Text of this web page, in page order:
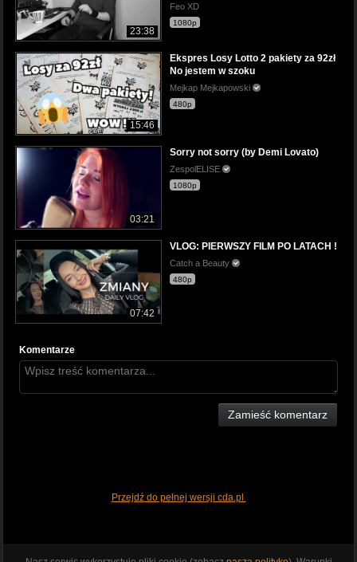
23:38
Feo XD
1080p
15:46
Ekspres Losy Lotto 2 pakiety za 92zł
No jestem w szoku
Mejkap Mejkapowski
480p
03:21
Sorry not sorry (by Demi Lovato)
ZespolELISE
1080p
07:42
VLOG: PIERWSZY FILM PO LATACH !
Catch a Beauty
480p
Komentarze
Zamieść komentarz
Przejdź do pełnej wersji cda.pl